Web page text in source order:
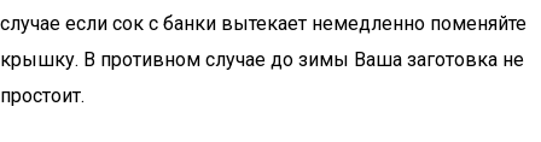
случае если сок с банки вытекает немедленно поменяйте
крышку. В противном случае до зимы Ваша заготовка не
простоит.